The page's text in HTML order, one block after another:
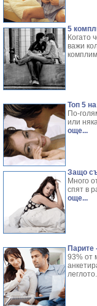
5
Когато
важи
Топ 5
По-
или
още...
Защо
Много
спят в
още...
Парите
93% от
леглото.